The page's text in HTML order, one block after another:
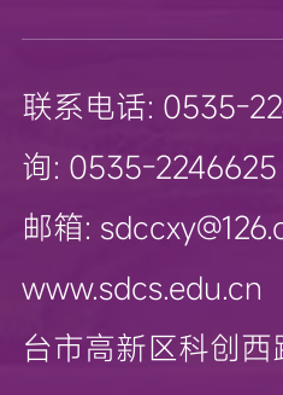
联系电话: 0535-
询: 0535-2246625
邮箱:
www.sdcs.edu.cn
台市高新区科创